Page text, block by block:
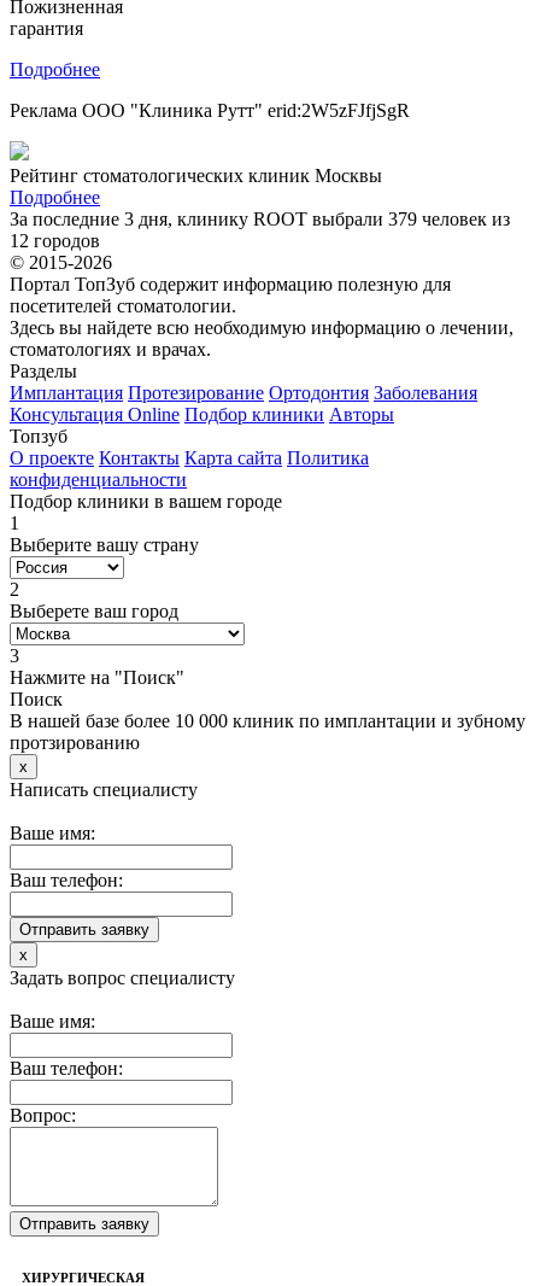
Пожизненная
гарантия
Подробнее
Реклама ООО "Клиника Рутт" erid:2W5zFJfjSgR
Рейтинг стоматологических клиник Москвы
Подробнее
За последние 3 дня, клинику ROOT выбрали 379 человек из
12 городов
© 2015-2026
Портал ТопЗуб содержит информацию полезную для
посетителей стоматологии.
Здесь вы найдете всю необходимую информацию о лечении,
стоматологиях и врачах.
Разделы
Имплантация Протезирование Ортодонтия Заболевания
Консультация Online Подбор клиники Авторы
Топзуб
О проекте Контакты Карта сайта Политика
конфиденциальности
Подбор клиники в вашем городе
1
Выберите вашу страну
2
Выберете ваш город
3
Нажмите на "Поиск"
Поиск
В нашей базе более 10 000 клиник по имплантации и зубному
протзированию
x
Написать специалисту
Ваше имя:
Ваш телефон:
x
Задать вопрос специалисту
Ваше имя:
Ваш телефон:
Вопрос:
ХИРУРГИЧЕСКАЯ